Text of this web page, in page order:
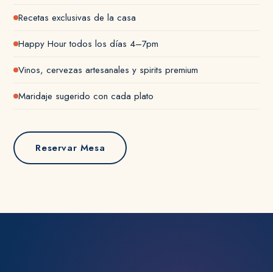
Recetas exclusivas de la casa
Happy Hour todos los días 4–7pm
Vinos, cervezas artesanales y spirits premium
Maridaje sugerido con cada plato
Reservar Mesa